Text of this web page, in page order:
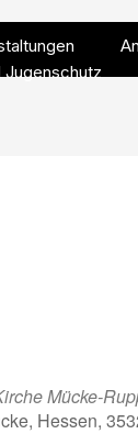
Jugenschutz
Mücke-
Hessen,